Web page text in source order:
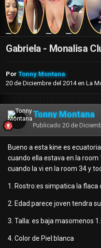
Gabriela - Monalisa
Por Tonny Montana
20 de Diciembre del 2014en La
Tonny Montana
Publicado 20 de
Bueno a esta kine es
cuando ella estava en la
cuando la vi en la room 34 y
1. Rostro:es simpatica la flaca
2. Edad:parece joven tendra
3. Talla: es baja masomenos
4. Color de Piel:blanca